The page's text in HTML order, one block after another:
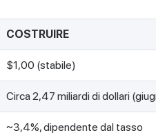
COSTRUIRE
$1,00 (stabile)
Circa 2,47 miliardi di dollari
~3,4%, dipendente dal tasso